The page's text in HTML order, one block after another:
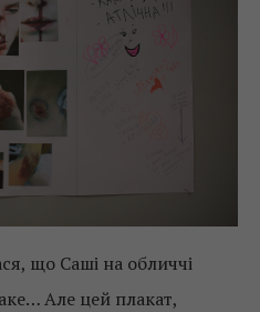
що Саші на обличчі
Але цей плакат,